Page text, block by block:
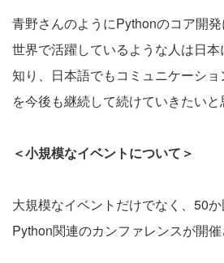
青野さんのようにPythonのコア開
世界で活躍しているような人は日
知り、日本語でもコミュニケーシ
を今後も継続して続けていきたいと
＜小規模なイベントについて＞
大規模なイベントだけでなく、50
Python関連のカンファレンスが開催